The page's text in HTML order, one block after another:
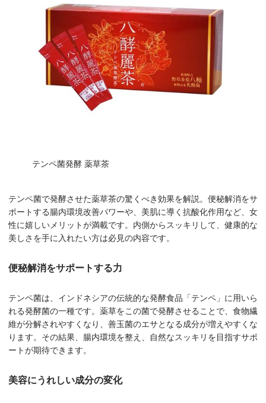
テンペ菌発酵 薬草茶
テンペ菌で発酵させた薬草茶の驚くべき効果を解説。便秘解消をサ
ポートする腸内環境改善パワーや、美肌に導く抗酸化作用など、女
性に嬉しいメリットが満載です。内側からスッキリして、健康的な
美しさを手に入れたい方は必見の内容です。
便秘解消をサポートする力
テンペ菌は、インドネシアの伝統的な発酵食品「テンペ」に用いら
れる発酵菌の一種です。薬草をこの菌で発酵させることで、食物繊
維が分解されやすくなり、善玉菌のエサとなる成分が増えやすくな
ります。その結果、腸内環境を整え、自然なスッキリを目指すサポ
ートが期待できます。
美容にうれしい成分の変化